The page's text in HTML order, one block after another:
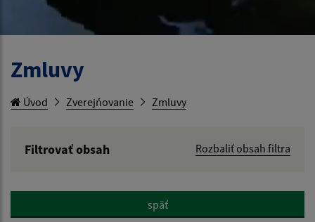
Zmluvy
Úvod Zverejňovanie Zmluvy
Filtrovať obsah
Rozbaliť obsah filtra
Hľadať v:
späť